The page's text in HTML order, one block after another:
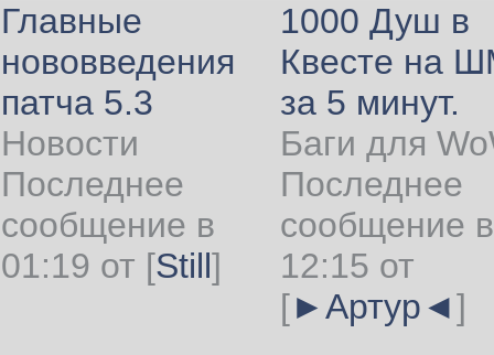
Главные
нововведения
патча 5.3
Новости
Последнее
сообщение в
01:19 от [Still]
1000 Душ в
Квесте на
за 5 минут.
Баги для
Последнее
сообщение в
12:15 от
[►Артур◄]